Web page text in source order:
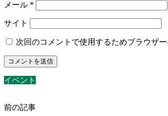
メール *
サイト
次回のコメントで使用するためブラウザ
イベント
前の記事